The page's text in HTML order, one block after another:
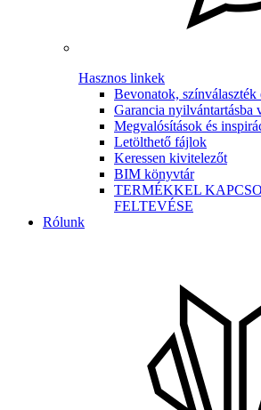
Hasznos linkek
Bevonatok, színválaszték
Garancia nyilvántartásba
Megvalósítások és
Letölthető fájlok
Keressen kivitelezőt
BIM könyvtár
TERMÉKKEL
FELTEVÉSE
Rólunk